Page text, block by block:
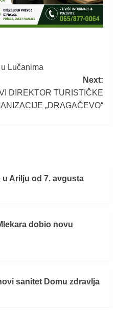
Lučanima
Next:
DIREKTOR TURISTIČKE
„DRAGAČEVO“
Arilju od 7. avgusta
dobio novu
sanitet Domu zdravlja